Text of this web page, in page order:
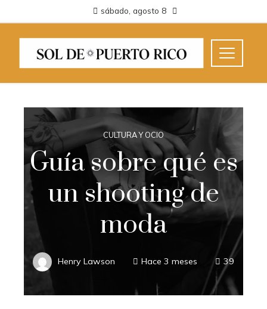
sábado, agosto 8
CULTURA Y OCIO
Guía sobre qué es
un shooting de
moda
Henry Lawson Hace 3 meses 39